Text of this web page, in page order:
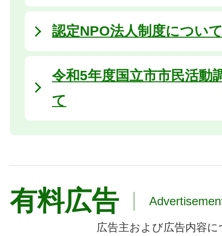
認定NPO法人制度につい
令和5年度国立市市民活動
て
有料広告
広告主および広告内容